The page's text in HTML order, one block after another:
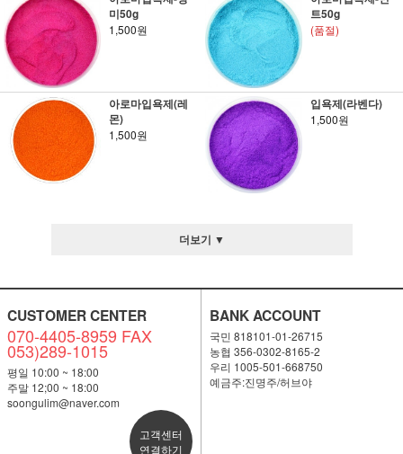
미50g
1,500원
트50g
(품절)
아로마입욕제(레
몬)
1,500원
입욕제(라벤다)
1,500원
더보기 ▼
CUSTOMER CENTER
070-4405-8959 FAX
053)289-1015
평일 10:00 ~ 18:00
주말 12;00 ~ 18:00
soongulim@naver.com
고객센터
연결하기
BANK ACCOUNT
국민 818101-01-26715
농협 356-0302-8165-2
우리 1005-501-668750
예금주:진명주/허브야